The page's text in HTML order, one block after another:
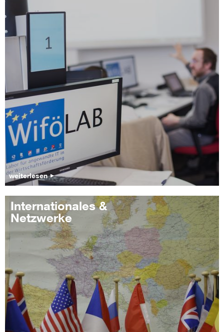
weiterlesen
Internationales &
Netzwerke